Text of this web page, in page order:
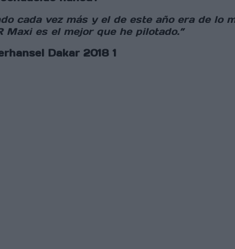
cada vez más y el de este año era de
es el mejor que he pilotado.”